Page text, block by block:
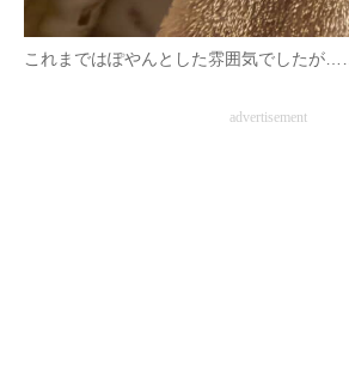
これまではぽやんとした雰囲気でしたが……
advertisement